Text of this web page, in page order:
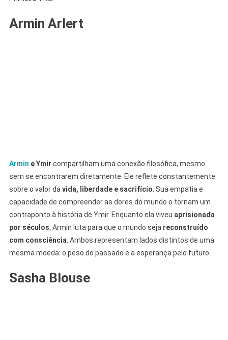
Armin Arlert
Armin e Ymir compartilham uma conexão filosófica, mesmo
sem se encontrarem diretamente. Ele reflete constantemente
sobre o valor davida, liberdade e sacrifício. Sua empatia e
capacidade de compreender as dores do mundo o tornam um
contraponto à história de Ymir. Enquanto ela viveu aprisionada
por séculos, Armin luta para que o mundo seja reconstruído
com consciência. Ambos representam lados distintos de uma
mesma moeda: o peso do passado e a esperança pelo futuro.
Sasha Blouse